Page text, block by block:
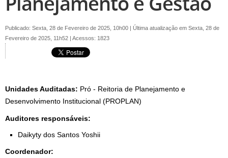
Publicado: Sexta, 28 de Fevereiro de 2025, 10h00 | Última atualização em Sexta, 28 de
Fevereiro de 2025, 11h52 | Acessos: 1823
Unidades Auditadas: Pró - Reitoria de Planejamento e
Desenvolvimento Institucional (PROPLAN)
Auditores responsáveis:
Daikyty dos Santos Yoshii
Coordenador: